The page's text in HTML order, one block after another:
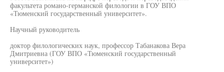
факультета романо-германской филологии в ГОУ ВПО
«Тюменский государственный университет».
Научный руководитель
доктор филологических наук, профессор Табанакова Вера
Дмитриевна (ГОУ ВПО «Тюменский государственный
университет»)